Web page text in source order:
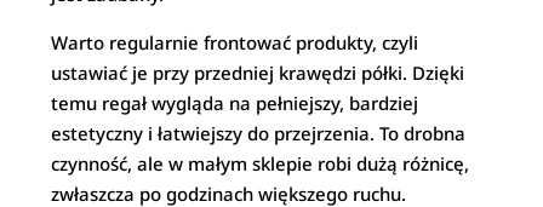
Warto regularnie frontować produkty, czyli
ustawiać je przy przedniej krawędzi półki. Dzięki
temu regał wygląda na pełniejszy, bardziej
estetyczny i łatwiejszy do przejrzenia. To drobna
czynność, ale w małym sklepie robi dużą różnicę,
zwłaszcza po godzinach większego ruchu.